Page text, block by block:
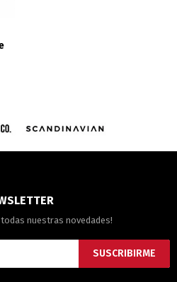
nuestras novedades!
SUSCRIBIRME